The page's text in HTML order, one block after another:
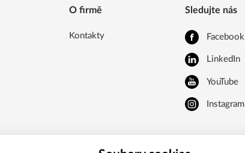
O firmě
Kontakty
Sledujte nás
Facebook
LinkedIn
YouTube
Instagram